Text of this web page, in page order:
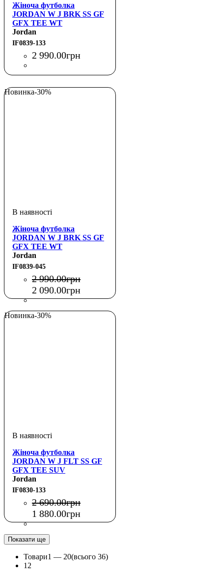
Жіноча футболка
JORDAN W J BRK SS GF
GFX TEE WT
Jordan
IF0839-133
2 990.00грн
Новинка-30%
Жіноча футболка
JORDAN W J BRK SS GF
GFX TEE WT
Jordan
IF0839-045
2 990.00грн
2 090.00грн
Новинка-30%
Жіноча футболка
JORDAN W J FLT SS GF
GFX TEE SUV
Jordan
IF0830-133
2 690.00грн
1 880.00грн
Показати ще
Товари1 — 20(всього 36)
1 2